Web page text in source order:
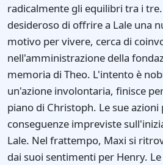
radicalmente gli equilibri tra i
desideroso di offrire a Lale una
motivo per vivere, cerca di
nell'amministrazione della
memoria di Theo. L'intento è
un'azione involontaria, finisce
piano di Christoph. Le sue
conseguenze impreviste
Lale. Nel frattempo, Maxi si
dai suoi sentimenti per Henry.